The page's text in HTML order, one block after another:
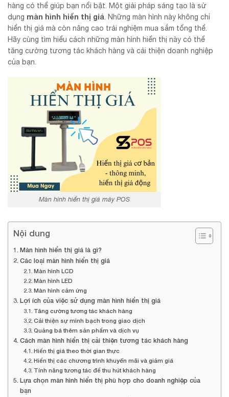
hàng có thể giúp bạn nổi bật. Một giải pháp sáng tạo là sử
dụng màn hình hiển thị giá . Những màn hình này không chỉ
hiển thị giá mà còn nâng cao trải nghiệm mua sắm tổng thể.
Hãy cùng tìm hiểu cách những màn hình hiển thị này có thể
tăng cường tương tác khách hàng và cải thiện doanh nghiệp
của bạn.
Màn hình hiển thị giá máy POS
Nội dung
Màn hình hiển thị giá là gì?
Các loại màn hình hiển thị giá
Màn hình LCD
Màn hình LED
Màn hình cảm ứng
Lợi ích của việc sử dụng màn hình hiển thị giá
Tăng cường tương tác khách hàng
Cải thiện sự minh bạch trong giao dịch
Quảng bá thêm sản phẩm và dịch vụ
Cách màn hình hiển thị cải thiện tương tác khách hàng
Hiển thị giá theo thời gian thực
Hiển thị các chương trình khuyến mãi và giảm giá
Tính năng tương tác để thu hút khách hàng
Lựa chọn màn hình hiển thị phù hợp cho doanh nghiệp của
bạn